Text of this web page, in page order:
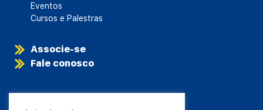
Eventos
Cursos e Palestras
Associe-se
Fale conosco